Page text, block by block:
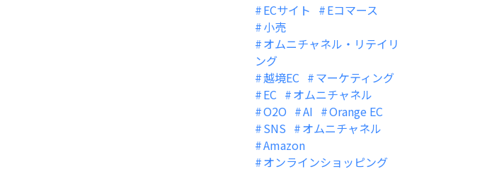
ECサイト
Eコマース
小売
オムニチャネル・リテイリ
ング
越境EC
マーケティング
EC
オムニチャネル
O2O
AI
Orange EC
SNS
オムニチャネル
Amazon
オンラインショッピング